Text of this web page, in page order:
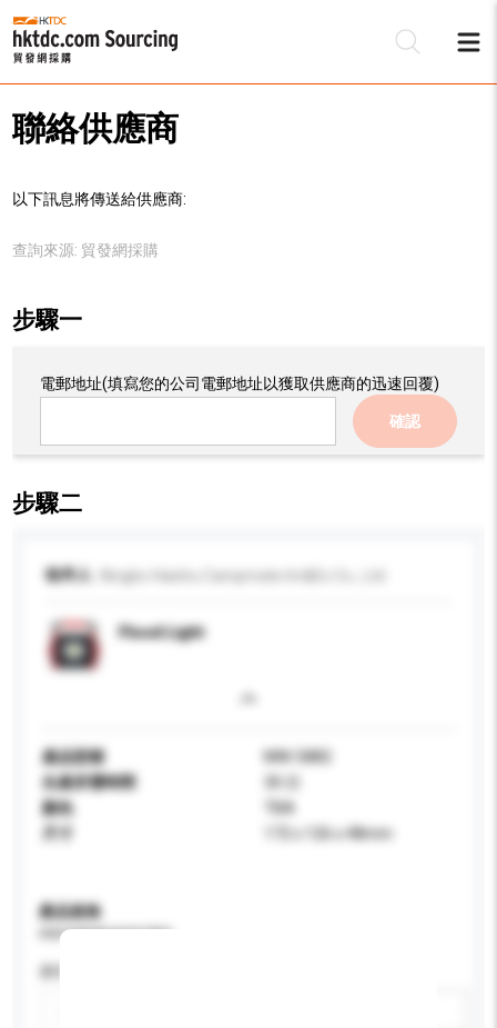
聯絡供應商
以下訊息將傳送給供應商:
查詢來源: 貿發網採購
步驟一
電郵地址(填寫您的公司電郵地址以獲取供應商的迅速回覆)
確認
步驟二
收件人
Flood Light
產品型號
MW-5882
生產所需時間
30 日
顏色
TBA
172 x 126 x 48mm
產品規格
請提供您對產品的特定要求。